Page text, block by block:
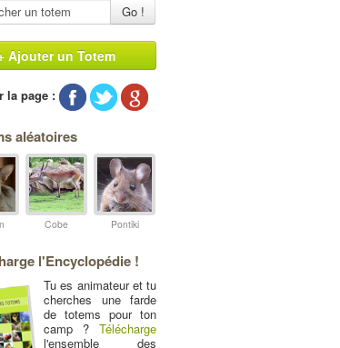
Go !
Ajouter un Totem
la page :
aléatoires
Cobe Pontiki
l'Encyclopédie !
Tu es animateur et tu
cherches une farde
de totems pour ton
camp ? Télécharge
l'ensemble des